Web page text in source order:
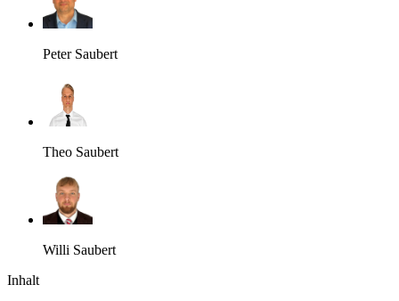
Peter Saubert
Theo Saubert
Willi Saubert
Inhalt